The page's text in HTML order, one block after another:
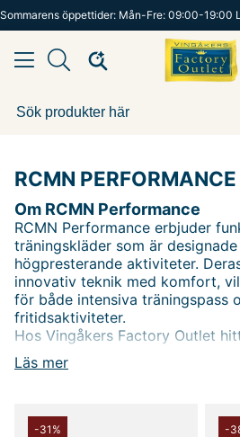
Sommarens öppettider: Mån-Fre: 09:00-19:00
RCMN PERFORMANCE
Läs mer
Om RCMN Performance
RCMN Performance erbjuder
träningskläder som är
högpresterande aktiviteter.
innovativ teknik med komfort,
för både intensiva träningspass
fritidsaktiviteter.
Hos Vingåkers Factory Outlet
utvalt sortiment av RCMN
ger dig både rörelsefrihet och stil
-31% -